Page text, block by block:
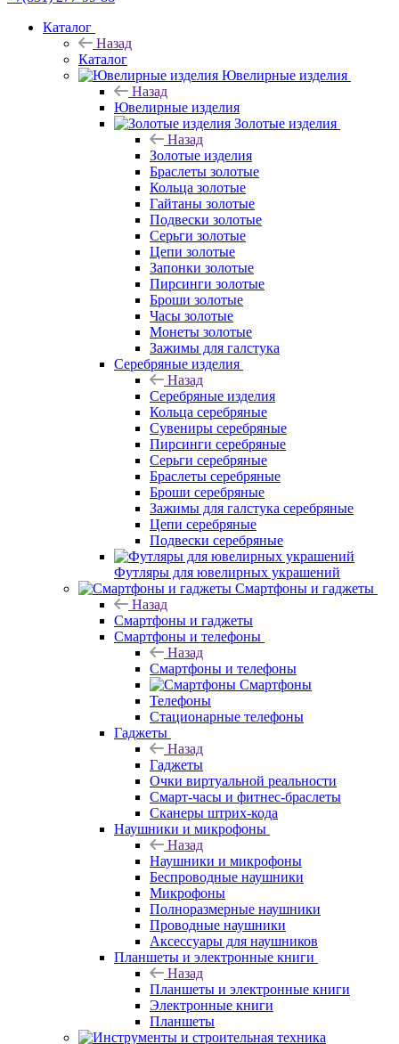
Каталог
Назад
Каталог
Ювелирные изделия
Назад
Ювелирные изделия
Золотые изделия
Назад
Золотые изделия
Браслеты золотые
Кольца золотые
Гайтаны золотые
Подвески золотые
Серьги золотые
Цепи золотые
Запонки золотые
Пирсинги золотые
Броши золотые
Часы золотые
Монеты золотые
Зажимы для галстука
Серебряные изделия
Назад
Серебряные изделия
Кольца серебряные
Сувениры серебряные
Пирсинги серебряные
Серьги серебряные
Браслеты серебряные
Броши серебряные
Зажимы для галстука серебряные
Цепи серебряные
Подвески серебряные
Футляры для ювелирных украшений
Смартфоны и гаджеты
Назад
Смартфоны и гаджеты
Смартфоны и телефоны
Назад
Смартфоны и телефоны
Смартфоны
Телефоны
Стационарные телефоны
Гаджеты
Назад
Гаджеты
Очки виртуальной реальности
Смарт-часы и фитнес-браслеты
Сканеры штрих-кода
Наушники и микрофоны
Назад
Наушники и микрофоны
Беспроводные наушники
Микрофоны
Полноразмерные наушники
Проводные наушники
Аксессуары для наушников
Планшеты и электронные книги
Назад
Планшеты и электронные книги
Электронные книги
Планшеты